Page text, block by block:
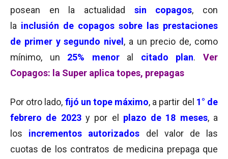
posean en la actualidad
sin copagos, con
la inclusión de copagos sobre las prestaciones
de primer y segundo nivel , a un precio de, como
mínimo, un 25% menoral citado plan.Ver
Copagos: la Super aplica topes, prepagas
Por otro lado, fijó un tope máximo, a partir del 1° de
febrero de 2023y por el plazo de 18 meses, a
los
incrementos autorizados
del valor de las
cuotas de los contratos de medicina prepaga que